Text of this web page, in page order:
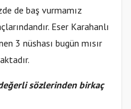
de baş vurmamız
Eser Karahanlı
3 nüshası bugün mısır
sözlerinden birkaç